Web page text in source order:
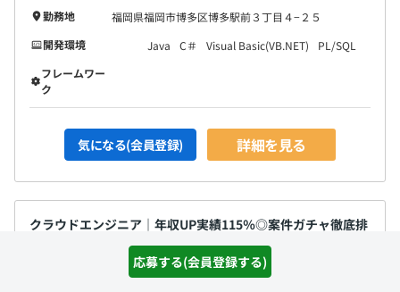
応募する(会員登録する)
勤務地
福岡県福岡市博多区博多駅前３丁目４−２５
開発環境
Java C＃ Visual Basic(VB.NET)
PL/SQL
フレームワー
ク
気になる(会員登録) 詳細を見る
クラウドエンジニア｜年収UP実績115％◎案件ガチャ徹底排
除【直請け案件＆基本リモート】AWS／Azure